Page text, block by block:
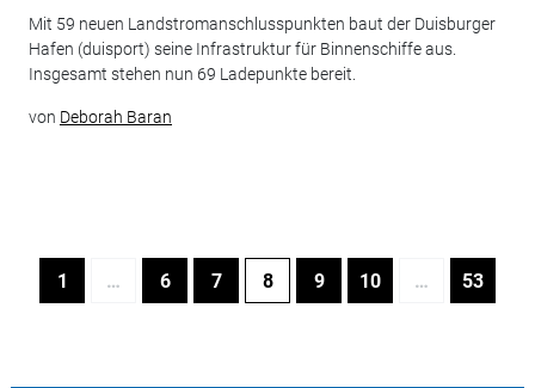
Mit 59 neuen Landstromanschlusspunkten baut der Duisburger
Hafen (duisport) seine Infrastruktur für Binnenschiffe aus.
Insgesamt stehen nun 69 Ladepunkte bereit.
von Deborah Baran
1 … 6 7 8 9 10 … 53